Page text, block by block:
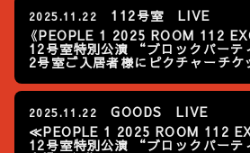
2025.11.22 112号室
LIVE
《PEOPLE 1 2025 ROOM 112
12号室特別公演 “ブロックパーテ
2号室ご入居者様にピクチャーチケ
2025.11.22 GOODS
LIVE
≪PEOPLE 1 2025 ROOM 112
12号室特別公演 “ブロックパー